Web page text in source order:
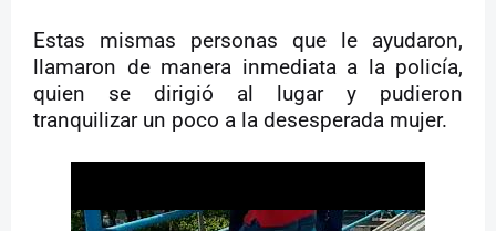
Estas mismas personas que le ayudaron,
llamaron de manera inmediata a la policía,
quien se dirigió al lugar y pudieron
tranquilizar un poco a la desesperada mujer.